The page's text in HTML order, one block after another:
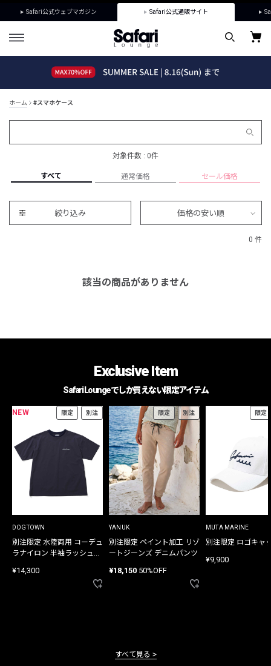
Safari公式ウェブマガジン Safari公式通販サイト
ホーム #スマホケース
対象件数 : 0件
すべて 通常価格 セール価格
絞り込み 価格の安い順
0 件
該当の商品がありません
Exclusive Item
Safari Loungeでしか買えない限定アイテム
NEW 限定 別注
DOGTOWN
別注限定 水陸両用 コーデュ
ラナイロン 半袖ラッシュガ
¥14,300
限定 別注
YANUK
別注限定 ペイント加工 リゾ
ートジーンズ デニムパンツ
¥18,150 50%OFF
限定
MUTA MARINE
別注限定 ロゴキャ
¥9,900
すべて見る